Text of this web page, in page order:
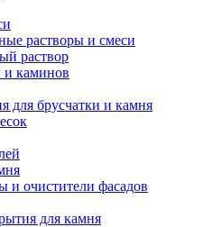
растворы и смеси
раствор
и каминов
для брусчатки и камня
и очистители фасадов
для камня